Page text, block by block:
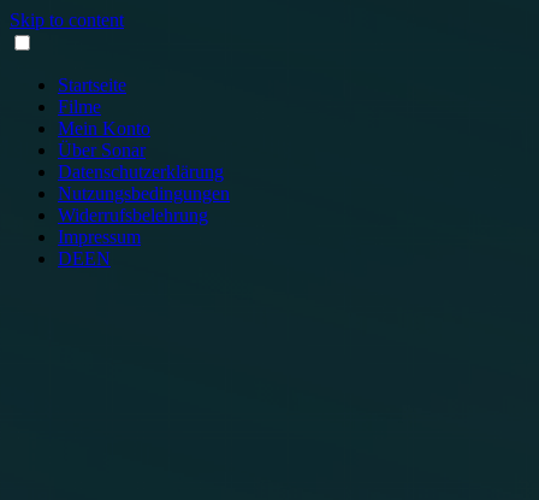
Skip to content
Startseite
Filme
Mein Konto
Über Sonar
Datenschutzerklärung
Nutzungsbedingungen
Widerrufsbelehrung
Impressum
DEEN